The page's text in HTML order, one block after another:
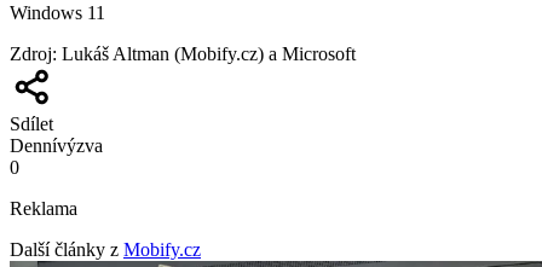
Windows 11
Zdroj: Lukáš Altman (Mobify.cz) a Microsoft
Sdílet
Dennívýzva
0
Reklama
Další články z Mobify.cz